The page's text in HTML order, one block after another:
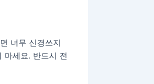
너무 신경쓰지
마세요. 반드시 전